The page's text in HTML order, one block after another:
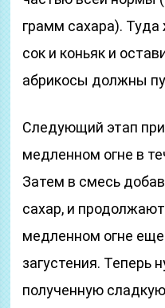
грамм сахара).
сок и коньяк и
абрикосы должны
Следующий этап
медленном огне в
Затем в смесь
сахар, и
медленном огне
загустения. Теперь
полученную